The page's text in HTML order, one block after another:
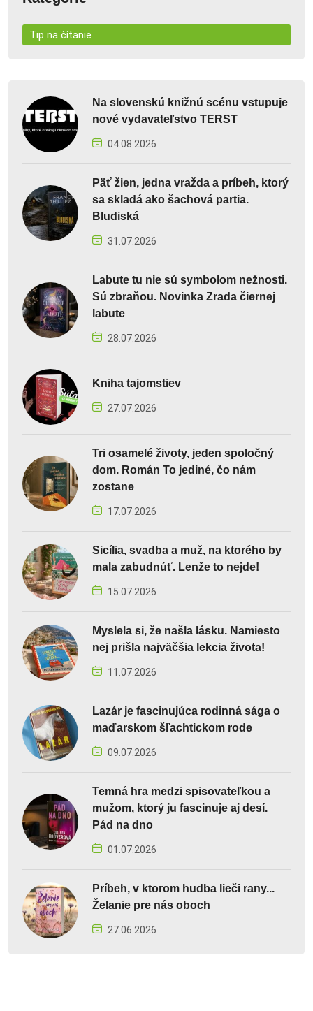
Tip na čítanie
Na slovenskú knižnú scénu vstupuje
nové vydavateľstvo TERST
04.08.2026
Päť žien, jedna vražda a príbeh, ktorý
sa skladá ako šachová partia.
Bludiská
31.07.2026
Labute tu nie sú symbolom nežnosti.
Sú zbraňou. Novinka Zrada čiernej
labute
28.07.2026
Kniha tajomstiev
27.07.2026
Tri osamelé životy, jeden spoločný
dom. Román To jediné, čo nám
zostane
17.07.2026
Sicília, svadba a muž, na ktorého by
mala zabudnúť. Lenže to nejde!
15.07.2026
Myslela si, že našla lásku. Namiesto
nej prišla najväčšia lekcia života!
11.07.2026
Lazár je fascinujúca rodinná sága o
maďarskom šľachtickom rode
09.07.2026
Temná hra medzi spisovateľkou a
mužom, ktorý ju fascinuje aj desí.
Pád na dno
01.07.2026
Príbeh, v ktorom hudba lieči rany...
Želanie pre nás oboch
27.06.2026